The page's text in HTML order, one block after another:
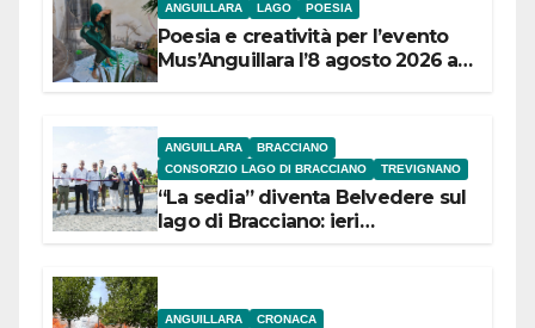
ANGUILLARA LAGO POESIA
Poesia e creatività per l’evento
Mus’Anguillara l’8 agosto 2026 al
ANGUILLARA
BRACCIANO
CONSORZIO LAGO DI BRACCIANO
TREVIGNANO
“La sedia” diventa Belvedere sul
lago di Bracciano: ieri
ANGUILLARA CRONACA